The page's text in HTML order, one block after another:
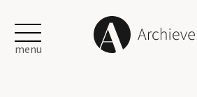
menu